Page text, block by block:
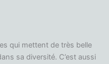
qui mettent de très belle
sa diversité. C’est aussi